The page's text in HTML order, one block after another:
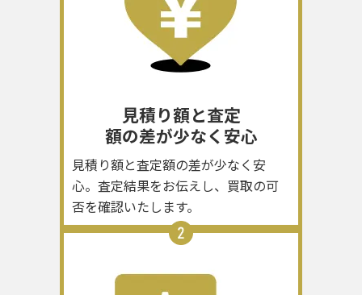
見積り額と査定
額の差が少なく安心
見積り額と査定額の差が少なく安
心。査定結果をお伝えし、買取の可
否を確認いたします。